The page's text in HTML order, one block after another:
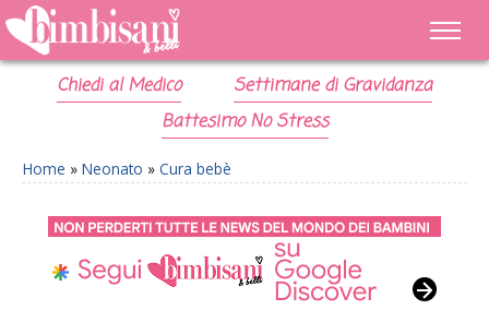
Chiedi al Medico
Settimane di Gravidanza
Battesimo No Stress
Home » Neonato » Cura bebè